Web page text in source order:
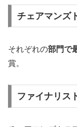
チェアマンズ
それぞれの部門で
賞。
ファイナリス